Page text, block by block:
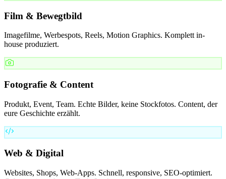
Film & Bewegtbild
Imagefilme, Werbespots, Reels, Motion Graphics. Komplett in-
house produziert.
Fotografie & Content
Produkt, Event, Team. Echte Bilder, keine Stockfotos. Content, der
eure Geschichte erzählt.
Web & Digital
Websites, Shops, Web-Apps. Schnell, responsive, SEO-optimiert.